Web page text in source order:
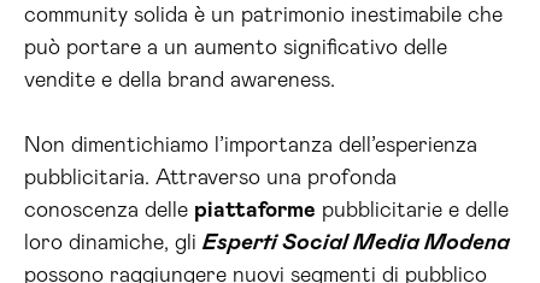
community solida è un patrimonio inestimabile che
può portare a un aumento significativo delle
vendite e della brand awareness.
Non dimentichiamo l’importanza dell’esperienza
pubblicitaria. Attraverso una profonda
conoscenza delle piattaforme pubblicitarie e delle
loro dinamiche, gli Esperti Social Media Modena
possono raggiungere nuovi segmenti di pubblico